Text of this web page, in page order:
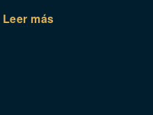
Leer más